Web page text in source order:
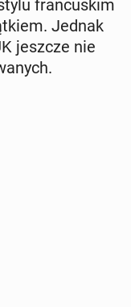
fran­cu­skim
Jednak
jeszcze nie